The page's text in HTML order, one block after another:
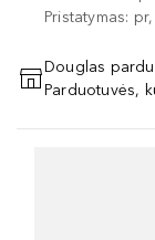
Pristatymas:
Douglas
Parduotuvės,
Praleisti slankiklį